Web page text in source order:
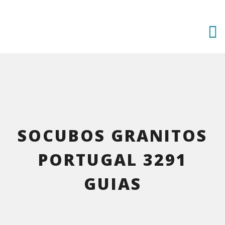
SOCUBOS GRANITOS
PORTUGAL 3291
GUIAS